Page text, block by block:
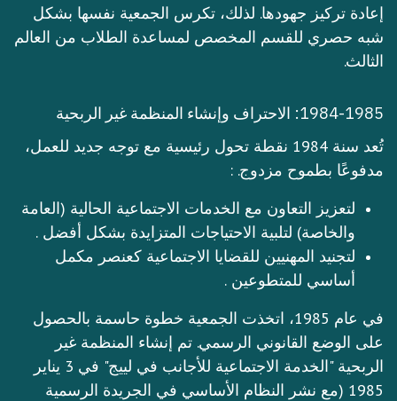
إعادة تركيز جهودها. لذلك، تكرس الجمعية نفسها بشكل
شبه حصري للقسم المخصص لمساعدة الطلاب من العالم
الثالث.
1984-1985: الاحتراف وإنشاء المنظمة غير الربحية
تُعد سنة 1984 نقطة تحول رئيسية مع توجه جديد للعمل،
مدفوعًا بطموح مزدوج. :
لتعزيز التعاون مع الخدمات الاجتماعية الحالية (العامة
والخاصة) لتلبية الاحتياجات المتزايدة بشكل أفضل .
لتجنيد المهنيين للقضايا الاجتماعية كعنصر مكمل
أساسي للمتطوعين .
في عام 1985، اتخذت الجمعية خطوة حاسمة بالحصول
على الوضع القانوني الرسمي. تم إنشاء المنظمة غير
الربحية "الخدمة الاجتماعية للأجانب في لييج" في 3 يناير
1985 (مع نشر النظام الأساسي في الجريدة الرسمية